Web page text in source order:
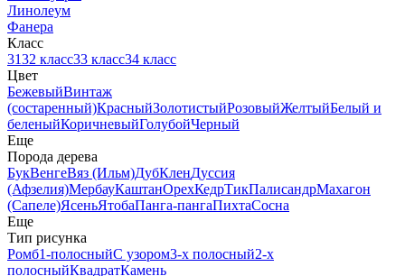
Линолеум
Фанера
Класс
3132 класс33 класс34 класс
Цвет
БежевыйВинтаж
(состаренный)КрасныйЗолотистыйРозовыйЖелтыйБелый и
беленыйКоричневыйГолубойЧерный
Еще
Порода дерева
БукВенгеВяз (Ильм)ДубКленДуссия
(Афзелия)МербауКаштанОрехКедрТикПалисандрМахагон
(Сапеле)ЯсеньЯтобаПанга-пангаПихтаСосна
Еще
Тип рисунка
Ромб1-полосныйС узором3-х полосный2-х
полосныйКвадратКамень